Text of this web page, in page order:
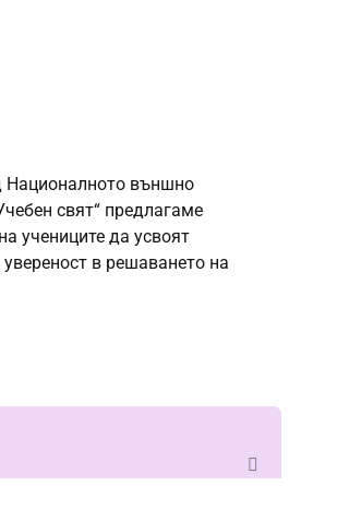
Националното външно
свят“ предлагаме
на учениците да усвоят
увереност в решаването на